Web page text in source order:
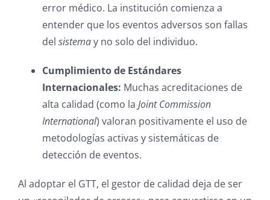
error médico. La institución comienza a
entender que los eventos adversos son fallas
del sistemay no solo del individuo.
Cumplimiento de Estándares
Internacionales: Muchas acreditaciones de
alta calidad (como la Joint Commission
International) valoran positivamente el uso de
metodologías activas y sistemáticas de
detección de eventos.
Al adoptar el GTT, el gestor de calidad deja de ser